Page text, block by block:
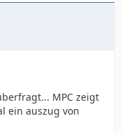
MPC zeigt
ein auszug von